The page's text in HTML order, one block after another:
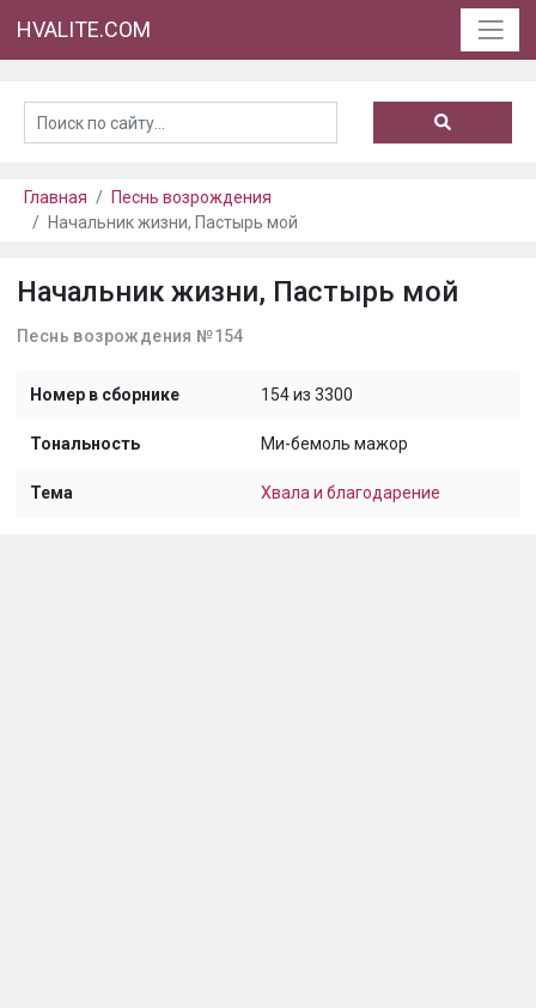
HVALITE.COM
Главная
Песнь возрождения
Начальник жизни, Пастырь мой
Начальник жизни, Пастырь мой
Песнь возрождения №154
Номер в сборнике 154 из 3300
Тональность Ми-бемоль мажор
Тема Хвала и благодарение